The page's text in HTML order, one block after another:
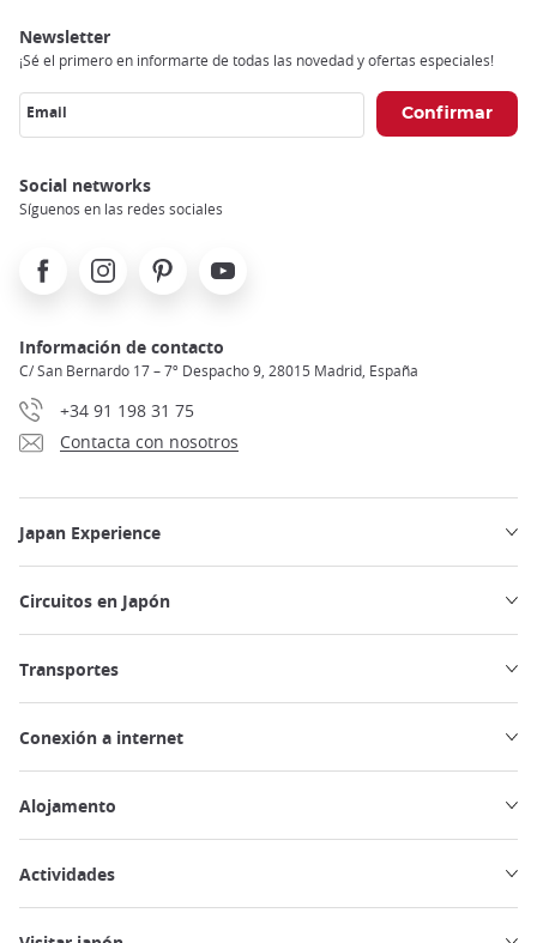
Newsletter
¡Sé el primero en informarte de todas las novedad y ofertas especiales!
Email
Social networks
Síguenos en las redes sociales
FacebookInstagramPinterest Youtube
Información de contacto
C/ San Bernardo 17 – 7º Despacho 9, 28015 Madrid, España
+34 91 198 31 75
Contacta con nosotros
Japan Experience
Circuitos en Japón
Transportes
Conexión a internet
Alojamento
Actividades